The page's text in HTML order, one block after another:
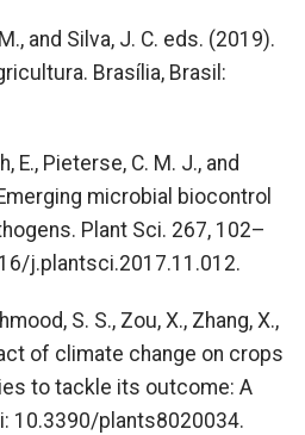
and Silva, J. C. eds. (2019).
Brasília, Brasil:
E., Pieterse, C. M. J., and
microbial biocontrol
Plant Sci. 267, 102–
j.plantsci.2017.11.012.
S. S., Zou, X., Zhang, X.,
of climate change on crops
to tackle its outcome: A
10.3390/plants8020034.